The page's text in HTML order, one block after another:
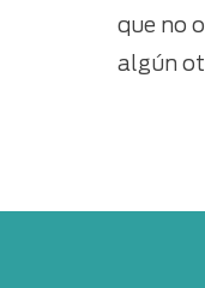
que no
algún